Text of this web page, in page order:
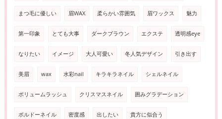
まつ毛に優しい 眉WAX 柔らかい雰囲気 眉ワックス 魅力
第一印象 とても大事 ダークブラウン エクステ 透明感eye
なりたい イメージ 大人可愛い 冬人気デザイン 引き出す
美眉 wax 水彩nail キラキラネイル シェルネイル
ボリュームラッシュ クリスマスネイル 囲みグラデーション
ボルドーネイル 密度感 出したい 貴方に似合う